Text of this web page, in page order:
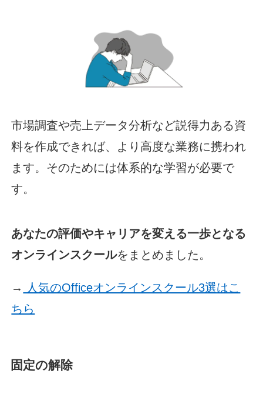
市場調査や売上データ分析など説得力ある資
料を作成できれば、より高度な業務に携われ
ます。そのためには体系的な学習が必要で
す。
あなたの評価やキャリアを変える一歩となる
オンラインスクールをまとめました。
→ 人気のOfficeオンラインスクール3選はこ
ちら
固定の解除